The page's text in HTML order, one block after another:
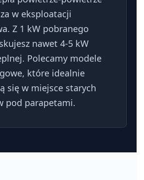
w eksploatacji
Z 1 kW pobranego
nawet 4-5 kW
Polecamy modele
które idealnie
się w miejsce starych
pod parapetami.